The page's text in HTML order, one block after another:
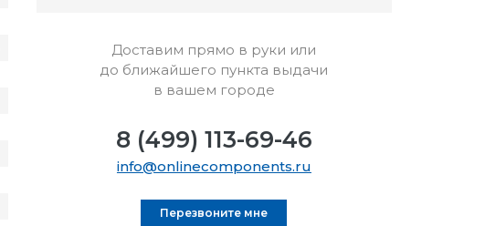
Доставим прямо в руки или
до ближайшего пункта выдачи
в вашем городе
8 (499) 113-69-46
info@onlinecomponents.ru
Перезвоните мне